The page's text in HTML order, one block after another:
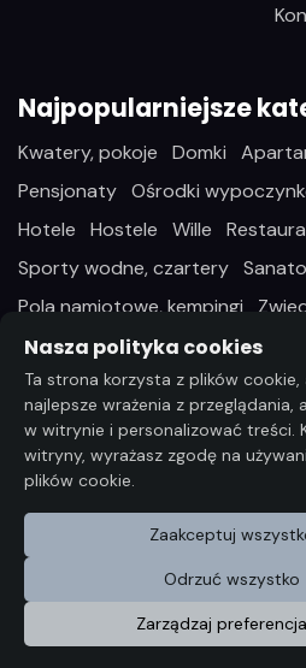
Najpopularniejsze
Kwatery, pokoje Domki
Pensjonaty Ośrodki
Hotele
Hostele Wille
Sporty wodne, czartery
Pola namiotowe, kempingi
Wszelkie prawa
Wszelkie informacje i dane
internetowej podlegają ochronie
ustawą z dnia 4 lutego 1994 r. o
pokrewnych (Dz. U. 2006 Nr 90
Wykorzystywanie danych lub
jakichkolwiek celu wymaga
Compri W razie zapotrzebowania
kontakt na wskazany
Nasza polityka cookies
Ta strona korzysta z plików cookie,
najlepsze wrażenia z przeglądania,
w witrynie i personalizować treści.
witryny, wyrażasz zgodę na
plików cookie.
Zaakceptuj
Odrzuć wszystko
Zarządzaj